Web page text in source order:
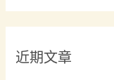
近期文章